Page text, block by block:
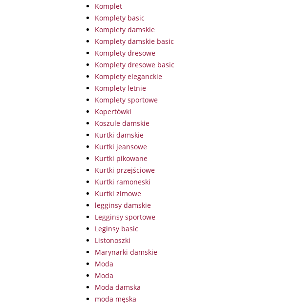
Komplet
Komplety basic
Komplety damskie
Komplety damskie basic
Komplety dresowe
Komplety dresowe basic
Komplety eleganckie
Komplety letnie
Komplety sportowe
Kopertówki
Koszule damskie
Kurtki damskie
Kurtki jeansowe
Kurtki pikowane
Kurtki przejściowe
Kurtki ramoneski
Kurtki zimowe
legginsy damskie
Legginsy sportowe
Leginsy basic
Listonoszki
Marynarki damskie
Moda
Moda
Moda damska
moda męska